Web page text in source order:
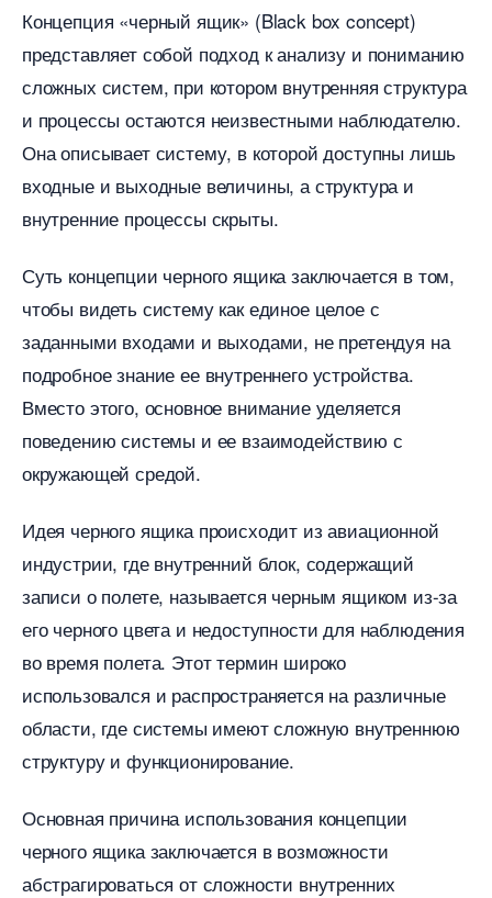
Концепция «черный ящик» (Black box concept)
представляет собой подход к анализу и пониманию
сложных систем, при котором внутренняя структура
и процессы остаются неизвестными наблюдателю.​
Она описывает систему, в которой доступны лишь
ходные и выходные величины, а структура и
нутренние процессы скрыты.
Суть концепции черного ящика заключается в том,
чтобы видеть систему как единое целое с
заданными входами и выходами, не претендуя на
подробное знание ее внутреннего устройства.​
место этого, основное внимание уделяется
поведению системы и ее взаимодействию с
окружающей средой.​
Идея черного ящика происходит из авиационной
индустрии, где внутренний блок, содержащий
записи о полете, называется черным ящиком из-за
его черного цвета и недоступности для наблюдения
о время полета.​ Этот термин широко
использовался и распространяется на различные
области, где системы имеют сложную внутреннюю
структуру и функционирование.​
Основная причина использования концепции
черного ящика заключается в возможности
абстрагироваться от сложности внутренних